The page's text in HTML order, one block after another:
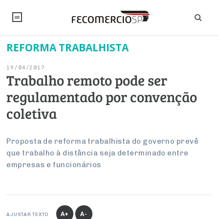
NOTÍCIAS
Editorial
Artigos
Institucional
PROJETOS ESPECIAIS:
UM BRASIL
Economia
Pesquisas
Internacional
Inteligência Artificial
Trabalho
Empresas
Negócios
Varejo
ESG
Últimas Notícias
SINDICATOS
PESQUISAS
INSTITUCIONAL
Sobre
Negociações Coletivas
Conselho de Turismo
Conselho de Emprego e Relações do Trabalho
EMPRESAS
REFORMA TRABALHISTA
19/04/2017
Trabalho remoto pode ser
regulamentado por convenção
coletiva
Proposta de reforma trabalhista do governo prevê
que trabalho à distância seja determinado entre
empresas e funcionários
AJUSTAR TEXTO A+ A-